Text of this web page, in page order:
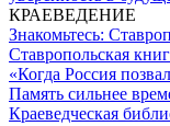
КРАЕВЕДЕНИЕ
Знакомьтесь:
Ставропольская
«Когда Россия
Память сильнее
Краеведческая